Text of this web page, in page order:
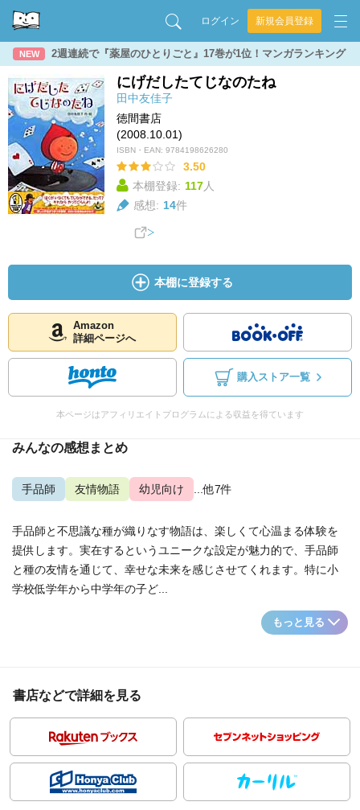
ログイン 新規会員登録
NEW 2週連続で『薬屋のひとりごと』17巻が1位！マンガランキング
にげだしたてじなのたね
田中友佳子
徳間書店
(2008.10.01)
ISBN・EAN: 9784198626280
3.50
本棚登録: 117人
感想: 14件
本棚に登録する
Amazon
詳細ページへ
購入ストア一覧
本ページはアフィリエイトプログラムによる収益を得ています
みんなの感想まとめ
手品師 友情物語 幼児向け ...他7件
手品師と不思議な種が織りなす物語は、楽しくて心温まる体験を
提供します。実在するというユニークな設定が魅力的で、手品師
と種の友情を通じて、幸せな未来を感じさせてくれます。特に小
学校低学年から中学年の子ど...
もっと見る
書店などで詳細を見る